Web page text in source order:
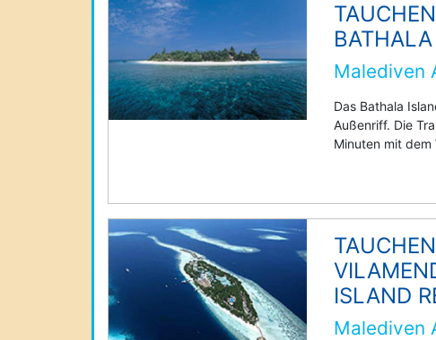
BATHALA
Malediven
Das Bathala
Außenriff. Die
Minuten mit dem
TAUCHEN
ISLAND
Malediven